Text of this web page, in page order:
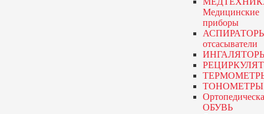
Медицинские
приборы
отсасыватели
ТОНОМЕТРЫ
ОБУВЬ